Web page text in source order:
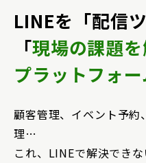
LINEを「配信
「現場の課題
プラットフォー
顧客管理、イベント予約
理…
これ、LINEで解決でき